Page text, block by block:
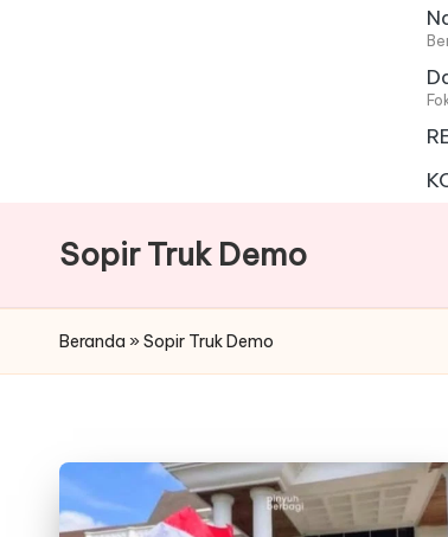
Sopir Truk Demo
Beranda » Sopir Truk Demo